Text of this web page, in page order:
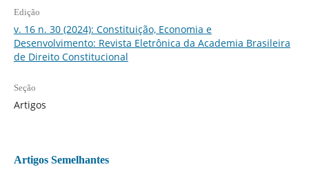
Edição
v. 16 n. 30 (2024): Constituição, Economia e
Desenvolvimento: Revista Eletrônica da Academia Brasileira
de Direito Constitucional
Seção
Artigos
Artigos Semelhantes